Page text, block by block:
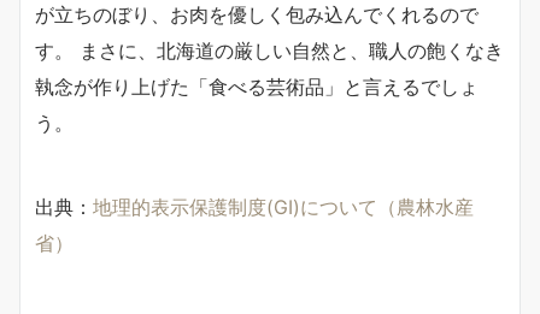
が立ちのぼり、お肉を優しく包み込んでくれるので
す。 まさに、北海道の厳しい自然と、職人の飽くなき
執念が作り上げた「食べる芸術品」と言えるでしょ
う。
出典： 地理的表示保護制度(GI)について（農林水産
省）